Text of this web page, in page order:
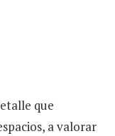
que
a valorar